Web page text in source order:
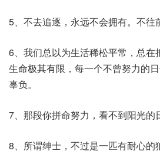
5、不去追逐，永远不会拥有。不往
6、我们总以为生活稀松平常，总在
生命极其有限，每一个不曾努力的
辜负。
7、那段你拼命努力，看不到阳光的
8、所谓绅士，不过是一匹有耐心的